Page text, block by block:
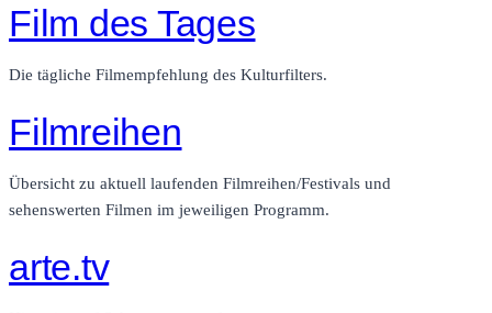
Film des Tages
Die tägliche Filmempfehlung des Kulturfilters.
Filmreihen
Übersicht zu aktuell laufenden Filmreihen/Festivals und
sehenswerten Filmen im jeweiligen Programm.
arte.tv